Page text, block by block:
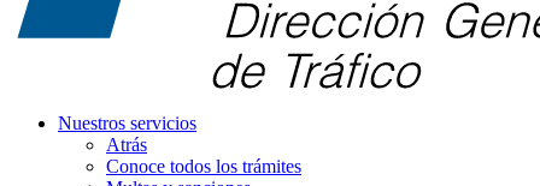
Nuestros servicios
Atrás
Conoce todos los trámites